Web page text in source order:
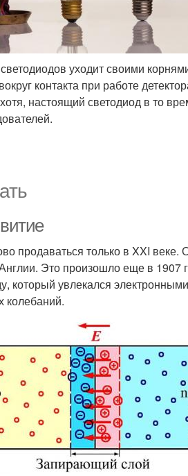
уходит своими
контакта при работе
настоящий светодиод в то
продаваться только в XXI
Это произошло еще в 1907
увлекался
колебаний.